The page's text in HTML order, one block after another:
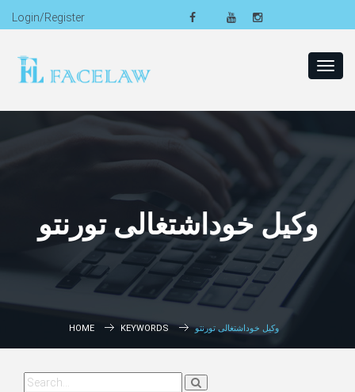
Login/Register
وکیل خوداشتغالی تورنتو
HOME KEYWORDS وکیل خوداشتغالی تورنتو